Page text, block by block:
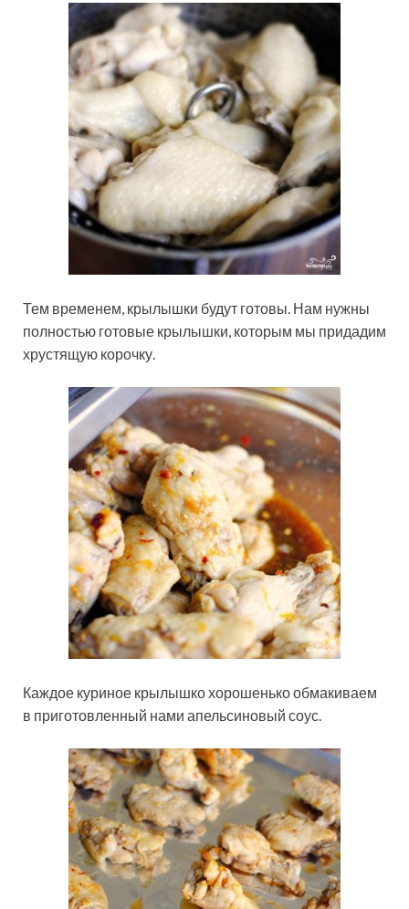
Тем временем, крылышки будут готовы. Нам нужны
полностью готовые крылышки, которым мы придадим
хрустящую корочку.
Каждое куриное крылышко хорошенько обмакиваем
в приготовленный нами апельсиновый соус.